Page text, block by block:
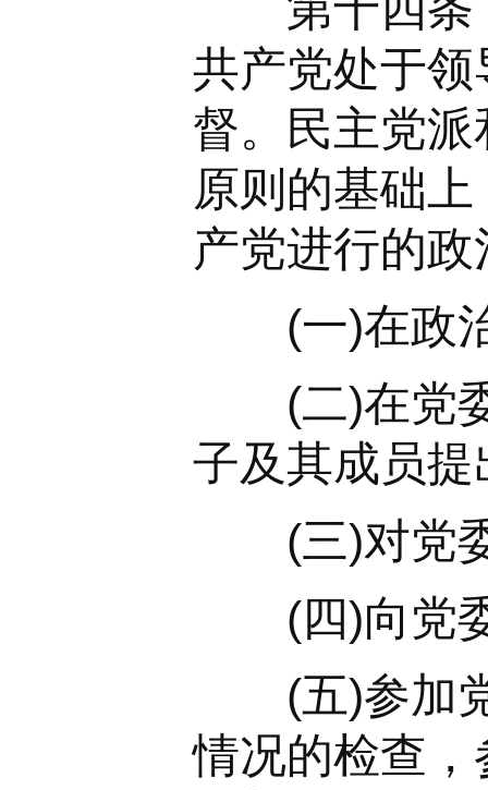
共产党处于
督。民主党
原则的基础
产党进行的
(一)在政治
(二)在党委
子及其成员
(三)对党委
(四)向党委
(五)参加党
情况的检查